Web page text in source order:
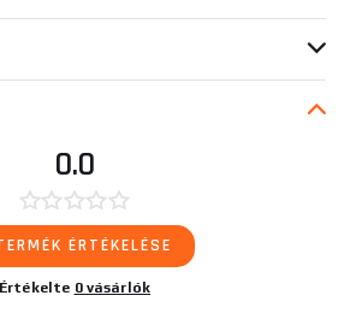
0.0
ÉRTÉKELÉSE
Értékelte 0 vásárlók